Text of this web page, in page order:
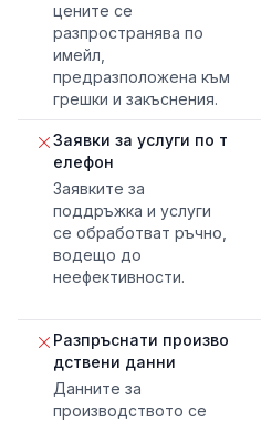
цените се
разпространява по
имейл,
предразположена към
грешки и закъснения.
Заявки за услуги по т
елефон
Заявките за
поддръжка и услуги
се обработват ръчно,
водещо до
неефективности.
Разпръснати произво
дствени данни
Данните за
производството се